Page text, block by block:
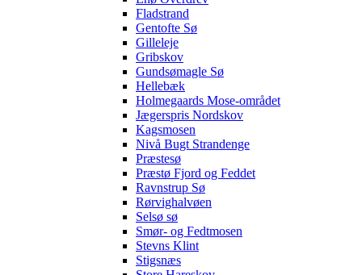
Fladstrand
Gentofte Sø
Gilleleje
Gribskov
Gundsømagle Sø
Hellebæk
Holmegaards Mose-området
Jægerspris Nordskov
Kagsmosen
Nivå Bugt Strandenge
Præstesø
Præstø Fjord og Feddet
Ravnstrup Sø
Rørvighalvøen
Selsø sø
Smør- og Fedtmosen
Stevns Klint
Stigsnæs